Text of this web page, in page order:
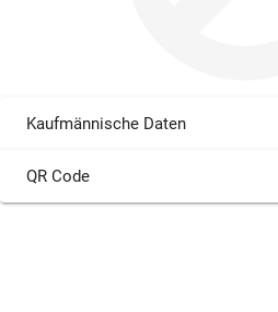
Kaufmännische Daten
QR Code